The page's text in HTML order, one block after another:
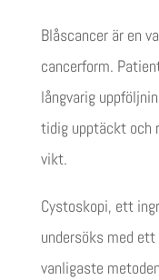
Blåscancer är en
cancerform.
långvarig
tidig upptäckt och
vikt.
Cystoskopi, ett
undersöks med
vanligaste